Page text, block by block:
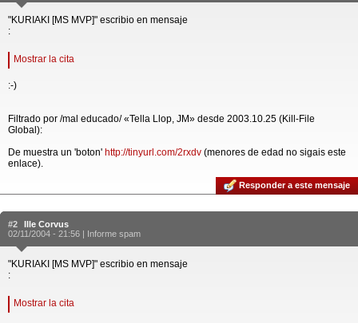
"KURIAKI [MS MVP]" escribio en mensaje
:
Mostrar la cita
:-)
Filtrado por /mal educado/ «Tella Llop, JM» desde 2003.10.25 (Kill-File
Global):
De muestra un 'boton' http://tinyurl.com/2rxdv (menores de edad no sigais este
enlace).
Responder a este mensaje
#2
Ille Corvus
02/11/2004 - 21:56 | Informe spam
"KURIAKI [MS MVP]" escribio en mensaje
:
Mostrar la cita